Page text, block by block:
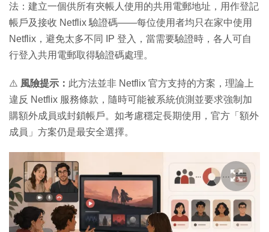
法：建立一個供所有夾帳人使用的共用電郵地址，用作登記
帳戶及接收 Netflix 驗證碼——每位使用者均只在家中使用
Netflix，避免太多不同 IP 登入，當需要驗證時，各人可自
行登入共用電郵取得驗證碼處理。
⚠️ 風險提示： 此方法並非 Netflix 官方支持的方案，理論上
違反 Netflix 服務條款，隨時可能被系統偵測並要求強制加
購額外成員或封鎖帳戶。如考慮穩定長期使用，官方「額外
成員」方案仍是最安全選擇。